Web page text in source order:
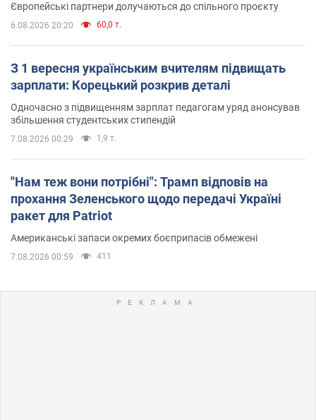
Європейські партнери долучаються до спільного проєкту
6.08.2026 20:20 60,0 т.
З 1 вересня українським вчителям підвищать
зарплати: Корецький розкрив деталі
Одночасно з підвищенням зарплат педагогам уряд анонсував
збільшення студентських стипендій
7.08.2026 00:29 1,9 т.
"Нам теж вони потрібні": Трамп відповів на
прохання Зеленського щодо передачі Україні
ракет для Patriot
Американські запаси окремих боєприпасів обмежені
7.08.2026 00:59 411